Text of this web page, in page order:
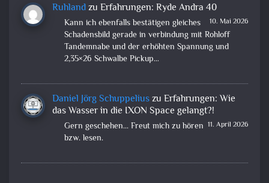
Ruhlandzu Erfahrungen: Ryde Andra 40
10. Mai 2026
Kann ich ebenfalls bestätigen gleiches
Schadensbild gerade in verbindung mit Rohloff
Tandemnabe und der erhöhten Spannung und
2,35×26 Schwalbe Pickup…
Daniel Jörg Schuppeliuszu Erfahrungen: Wie
das Wasser in die IXON Space gelangt?!
11. April 2026
Gern geschehen... Freut mich zu hören
bzw. lesen.